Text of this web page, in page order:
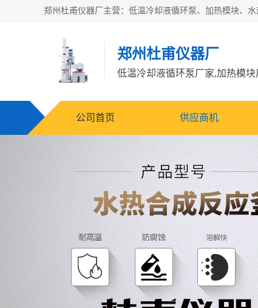
郑州杜甫仪器厂
公司首页 供应商机